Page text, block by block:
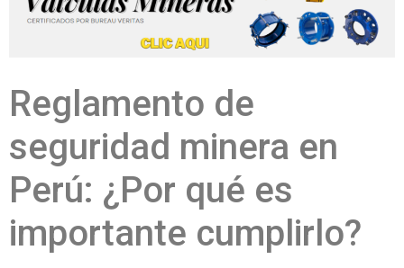
Reglamento de
seguridad minera en
Perú: ¿Por qué es
importante cumplirlo?